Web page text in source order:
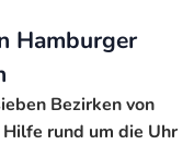
Hamburger
Bezirken von
rund um die Uhr